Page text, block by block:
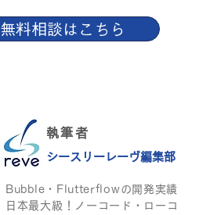
無料相談はこちら
執筆者
シースリーレーヴ​編集部
Bubble・Flutterflowの開発実績
日本最大級​！ノーコード・ローコ